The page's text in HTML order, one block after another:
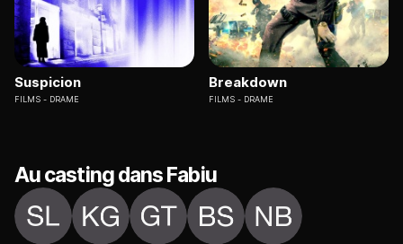
Suspicion
FILMS DRAME
Breakdown
FILMS DRAME
Au casting dans Fabiu